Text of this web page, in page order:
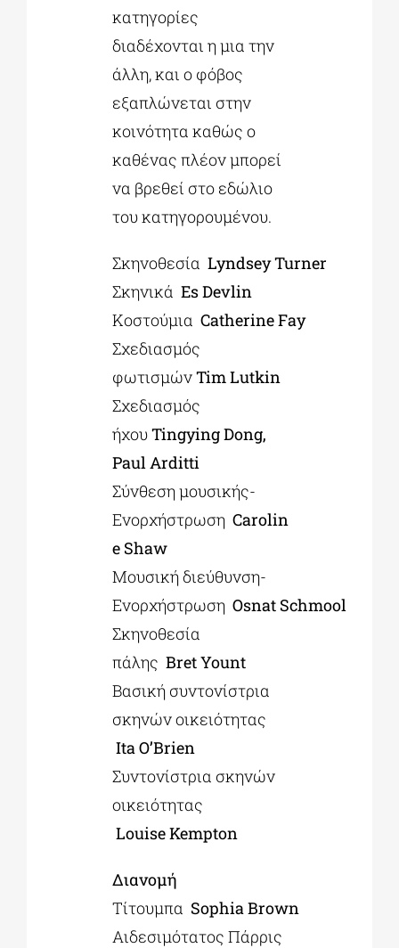
κατηγορίες
διαδέχονται η μια την
άλλη, και ο φόβος
εξαπλώνεται στην
κοινότητα καθώς ο
καθένας πλέον μπορεί
να βρεθεί στο εδώλιο
του κατηγορουμένου.
Σκηνοθεσία LyndseyTurner
Σκηνικά EsDevlin
Κοστούμια CatherineFay
Σχεδιασμός
φωτισμώνTimLutkin
Σχεδιασμός
ήχουTingying Dong,
Paul Arditti
Σύνθεση μουσικής-
Ενορχήστρωση Carolin
e Shaw
Μουσική διεύθυνση-
Ενορχήστρωση Osnat Schmool
Σκηνοθεσία
πάλης BretYount
Βασική συντονίστρια
σκηνών οικειότητας
Ita O’Brien
Συντονίστρια σκηνών
οικειότητας
LouiseKempton
Διανομή
Τίτουμπα Sophia Brown
Αιδεσιμότατος Πάρρις